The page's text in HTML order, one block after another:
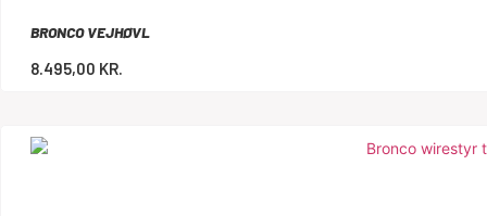
BRONCO VEJHØVL
8.495,00 KR.